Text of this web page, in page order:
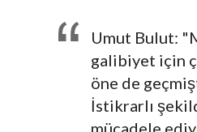
Umut Bulut:
galibiyet için
öne de
İstikrarlı